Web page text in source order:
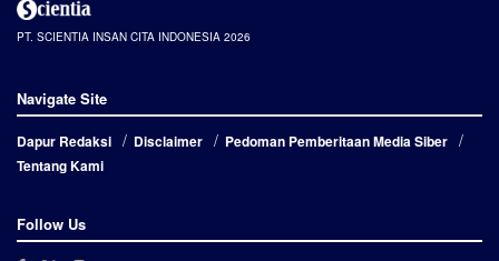
PT. SCIENTIA INSAN CITA INDONESIA 2026
Navigate Site
Dapur Redaksi Disclaimer
Pedoman Pemberitaan Media Siber
Tentang Kami
Follow Us